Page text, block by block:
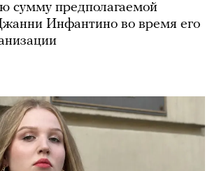
сумму предполагаемой
Инфантино во время его